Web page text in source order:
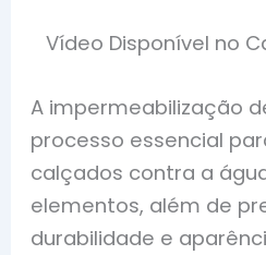
Vídeo Disponível no
A impermeabilização
processo essencial
calçados contra a
elementos, além de
durabilidade e